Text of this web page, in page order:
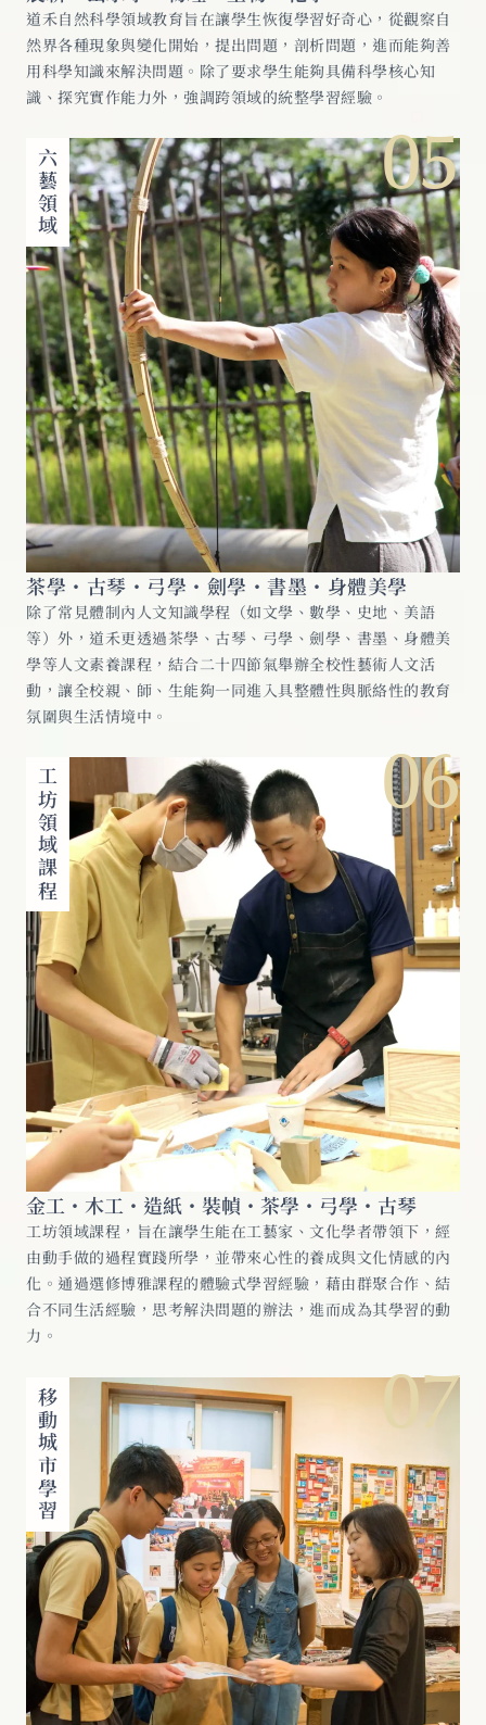
道禾自然科學領域教育旨在讓學生恢復學習好奇心，從觀察自
然界各種現象與變化開始，提出問題，剖析問題，進而能夠善
用科學知識來解決問題。除了要求學生能夠具備科學核心知
識、探究實作能力外，強調跨領域的統整學習經驗。
05
六藝領域
茶學・古琴・弓學・劍學・書墨・身體美學
除了常見體制內人文知識學程（如文學、數學、史地、美語
等）外，道禾更透過茶學、古琴、弓學、劍學、書墨、身體美
學等人文素養課程，結合二十四節氣舉辦全校性藝術人文活
動，讓全校親、師、生能夠一同進入具整體性與脈絡性的教育
氛圍與生活情境中。
06
工坊領域課程
金工・木工・造紙・裝幀・茶學・弓學・古琴
工坊領域課程，旨在讓學生能在工藝家、文化學者帶領下，經
由動手做的過程實踐所學，並帶來心性的養成與文化情感的內
化。通過選修博雅課程的體驗式學習經驗，藉由群聚合作、結
合不同生活經驗，思考解決問題的辦法，進而成為其學習的動
力。
07
移動城市學習